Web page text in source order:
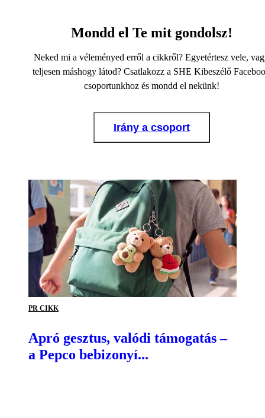
Mondd el Te mit gondolsz!
Neked mi a véleményed erről a cikkről? Egyetértesz vele,
teljesen máshogy látod? Csatlakozz a SHE Kibeszélő
csoportunkhoz és mondd el nekünk!
Irány a csoport
PR CIKK
Apró gesztus, valódi támogatás –
a Pepco bebizonyí...